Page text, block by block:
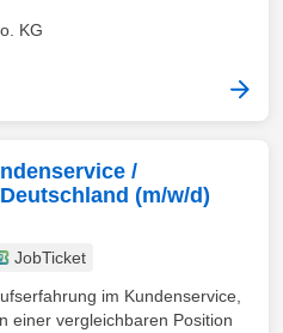
KG
/
(m/w/d)
JobTicket
im Kundenservice,
einer vergleichbaren Position